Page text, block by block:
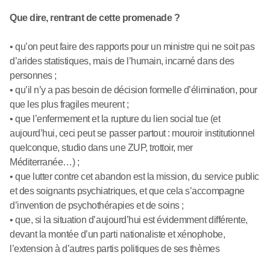
Que dire, rentrant de cette promenade ?
• qu’on peut faire des rapports pour un ministre qui ne soit pas
d’arides statistiques, mais de l’humain, incarné dans des
personnes ;
• qu’il n’y a pas besoin de décision formelle d’élimination, pour
que les plus fragiles meurent ;
• que l’enfermement et la rupture du lien social tue (et
aujourd’hui, ceci peut se passer partout : mouroir institutionnel
quelconque, studio dans une ZUP, trottoir, mer
Méditerranée…) ;
• que lutter contre cet abandon est la mission, du service public
et des soignants psychiatriques, et que cela s’accompagne
d’invention de psychothérapies et de soins ;
• que, si la situation d’aujourd’hui est évidemment différente,
devant la montée d’un parti nationaliste et xénophobe,
l’extension à d’autres partis politiques de ses thèmes